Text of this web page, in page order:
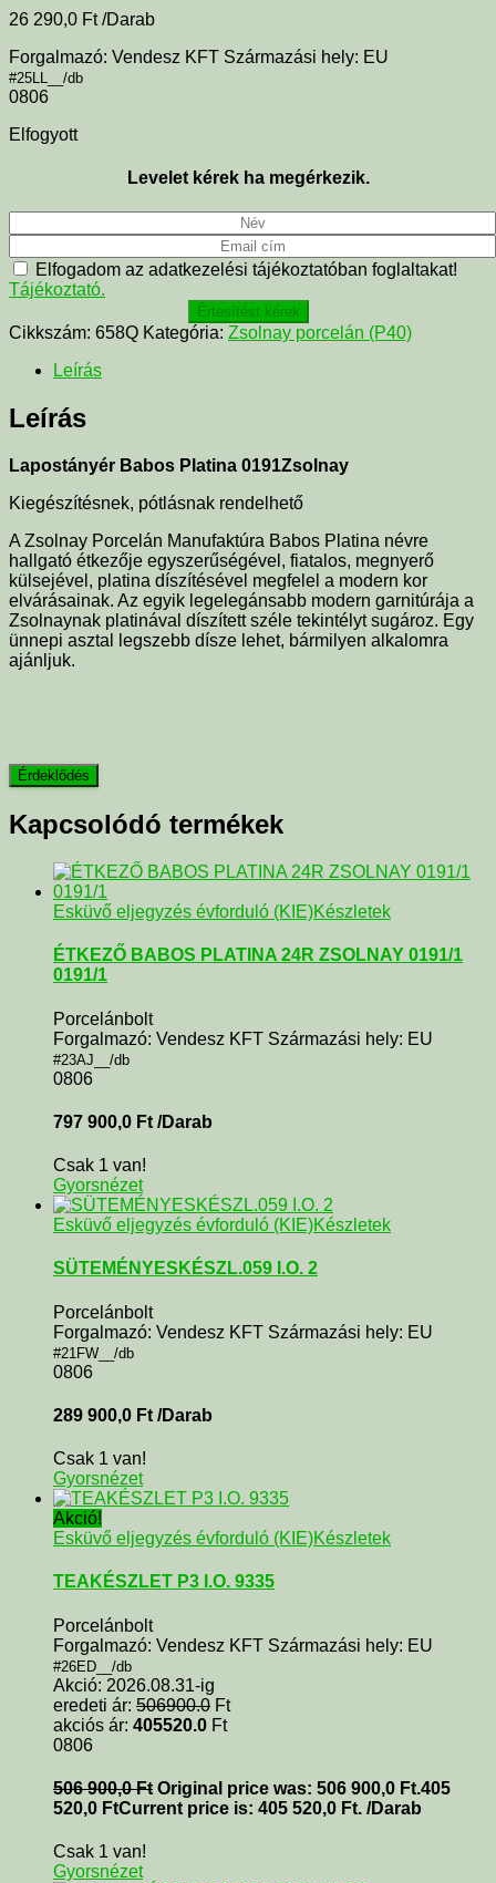
26 290,0 Ft /Darab
Forgalmazó: Vendesz KFT Származási hely: EU
#25LL__/db
0806
Elfogyott
Levelet kérek ha megérkezik.
Elfogadom az adatkezelési tájékoztatóban foglaltakat!
Tájékoztató.
Értesítést kérek
Cikkszám: 658Q Kategória: Zsolnay porcelán (P40)
Leírás
Leírás
Lapostányér Babos Platina 0191Zsolnay
Kiegészítésnek, pótlásnak rendelhető
A Zsolnay Porcelán Manufaktúra Babos Platina névre
hallgató étkezője egyszerűségével, fiatalos, megnyerő
külsejével, platina díszítésével megfelel a modern kor
elvárásainak. Az egyik legelegánsabb modern garnitúrája a
Zsolnaynak platinával díszített széle tekintélyt sugároz. Egy
ünnepi asztal legszebb dísze lehet, bármilyen alkalomra
ajánljuk.
Kapcsolódó termékek
Esküvő eljegyzés évforduló (KIE)Készletek
ÉTKEZŐ BABOS PLATINA 24R ZSOLNAY 0191/1
0191/1
Porcelánbolt
Forgalmazó: Vendesz KFT Származási hely: EU
#23AJ__/db
0806
797 900,0 Ft /Darab
Csak 1 van!
Gyorsnézet
Esküvő eljegyzés évforduló (KIE)Készletek
SÜTEMÉNYESKÉSZL.059 I.O. 2
Porcelánbolt
Forgalmazó: Vendesz KFT Származási hely: EU
#21FW__/db
0806
289 900,0 Ft /Darab
Csak 1 van!
Gyorsnézet
Akció!
Esküvő eljegyzés évforduló (KIE)Készletek
TEAKÉSZLET P3 I.O. 9335
Porcelánbolt
Forgalmazó: Vendesz KFT Származási hely: EU
#26ED__/db
Akció: 2026.08.31-ig
eredeti ár: 506900.0 Ft
akciós ár: 405520.0 Ft
0806
506 900,0Ft Original price was: 506 900,0 Ft.405
520,0 FtCurrent price is: 405 520,0 Ft. /Darab
Csak 1 van!
Gyorsnézet